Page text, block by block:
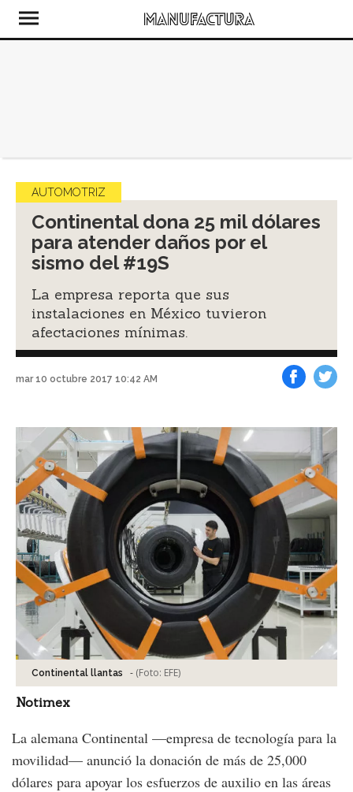
AUTOMOTRIZ
Continental dona 25 mil dólares
para atender daños por el
sismo del #19S
La empresa reporta que sus
instalaciones en México tuvieron
afectaciones mínimas.
mar 10 octubre 2017 10:42 AM
Continental llantas - (Foto: EFE)
Notimex
La alemana Continental —empresa de tecnología para la
movilidad— anunció la donación de más de 25,000
dólares para apoyar los esfuerzos de auxilio en las áreas